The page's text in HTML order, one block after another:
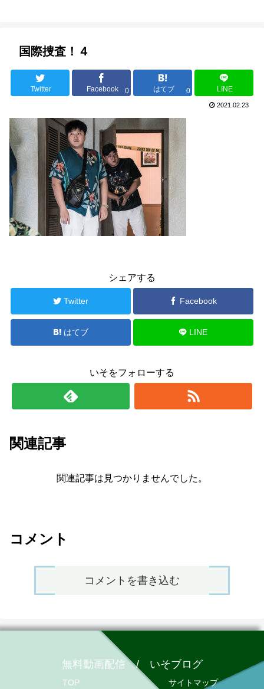
国際捜査！４
Twitter Facebook 0 はてブ 0 LINE
2021.02.23
シェアする
Twitter Facebook
はてブ LINE
いそをフォローする
関連記事
関連記事は見つかりませんでした。
コメント
コメントを書き込む
無料動画配信 / いそブログ
TOP サイトマップ